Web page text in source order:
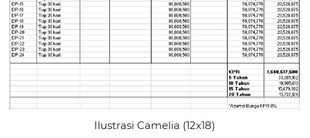
Ilustrasi Camelia (12x18)